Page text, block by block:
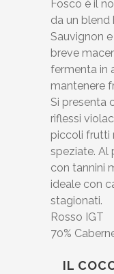
Fosco è il
da un blend
Sauvignon
breve
fermenta in
mantenere
Si presenta
riflessi
piccoli frutti
speziate. Al
con tannini
ideale con
stagionati.
Rosso IGT
70%
IL